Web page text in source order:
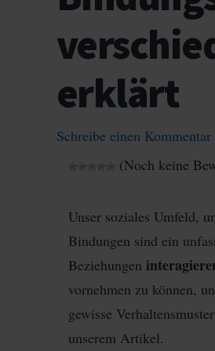
erklärt
Schreibe einen Kommentar
(Noch keine
Unser soziales Umfeld,
Bindungen sind ein
Beziehungen
vornehmen zu können,
gewisse
unserem Artikel.